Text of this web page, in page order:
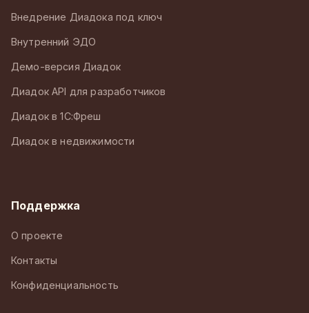
Внедрение Диадока под ключ
Внутренний ЭДО
Демо-версия Диадок
Диадок API для разработчиков
Диадок в 1С:Фреш
Диадок в недвижимости
Поддержка
О проекте
Контакты
Конфиденциальность